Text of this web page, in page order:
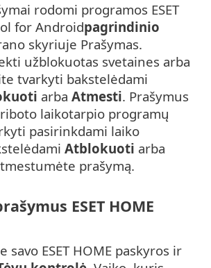
rodomi programos ESET
for Androidpagrindinio
skyriuje Prašymas.
užblokuotas svetaines arba
tvarkyti bakstelėdami
arba Atmesti. Prašymus
laikotarpio programų
pasirinkdami laiko
Atblokuoti arba
prašymą.
ESET HOME
ESET HOME paskyros ir